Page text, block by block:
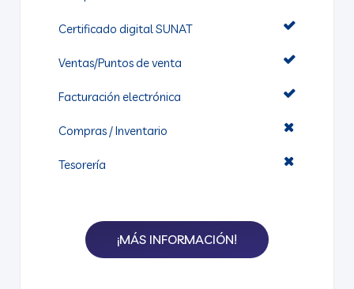
Certificado digital SUNAT
Ventas/Puntos de venta
Facturación electrónica
Compras / Inventario​
Tesorería
¡MÁS INFORMACIÓN!